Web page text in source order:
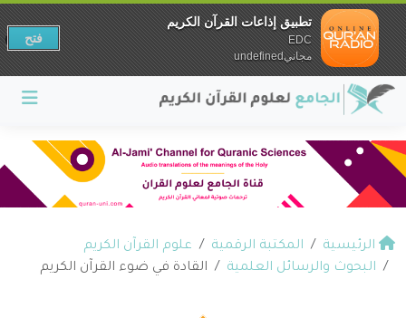
الرئيسية المكتبة الرقمية
علوم القرآن الكريم
البحوث والرسائل العلمية
القادة في ضوء القرآن الكريم
تطبيق إذاعات القرآن الكريم
EDC
مجانيundefined
فتح